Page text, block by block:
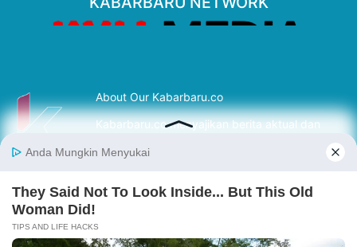
About Our Kabarbaru.co
Kabarbaru.co menyajikan berita aktual dan
serta terverifikasi dari sumber yang tepat.
Follow Kabarbaru